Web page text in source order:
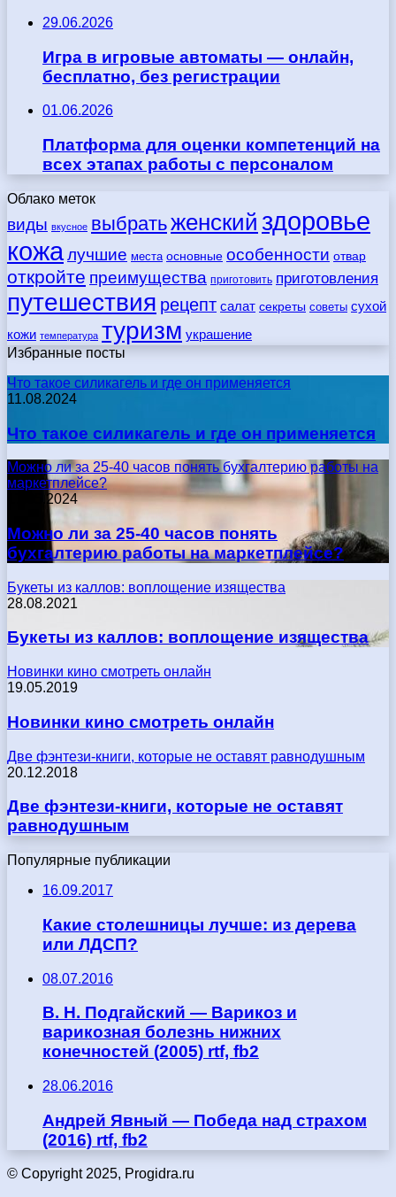
29.06.2026
Игра в игровые автоматы — онлайн,
бесплатно, без регистрации
01.06.2026
Платформа для оценки компетенций на
всех этапах работы с персоналом
Облако меток
виды вкусное выбратьженский здоровье
кожалучшие места основные особенности отвар
откройте преимущества приготовить приготовления
путешествия рецепт салат секреты советы сухой
кожи температура туризм украшение
Избранные посты
Что такое силикагель и где он применяется
11.08.2024
Что такое силикагель и где он применяется
Можно ли за 25-40 часов понять бухгалтерию работы на
маркетплейсе?
17.05.2024
Можно ли за 25-40 часов понять
бухгалтерию работы на маркетплейсе?
Букеты из каллов: воплощение изящества
28.08.2021
Букеты из каллов: воплощение изящества
Новинки кино смотреть онлайн
19.05.2019
Новинки кино смотреть онлайн
Две фэнтези-книги, которые не оставят равнодушным
20.12.2018
Две фэнтези-книги, которые не оставят
равнодушным
Популярные публикации
16.09.2017
Какие столешницы лучше: из дерева
или ЛДСП?
08.07.2016
В. Н. Подгайский — Варикоз и
варикозная болезнь нижних
конечностей (2005) rtf, fb2
28.06.2016
Андрей Явный — Победа над страхом
(2016) rtf, fb2
© Copyright 2025, Progidra.ru